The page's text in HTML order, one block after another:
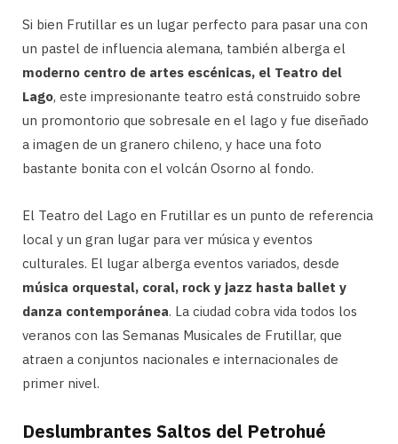
Si bien Frutillar es un lugar perfecto para pasar una con
un pastel de influencia alemana, también alberga el
moderno centro de artes escénicas, el Teatro del
Lago, este impresionante teatro está construido sobre
un promontorio que sobresale en el lago y fue diseñado
a imagen de un granero chileno, y hace una foto
bastante bonita con el volcán Osorno al fondo.
El Teatro del Lago en Frutillar es un punto de referencia
local y un gran lugar para ver música y eventos
culturales. El lugar alberga eventos variados, desde
música orquestal, coral, rock y jazz hasta ballet y
danza contemporánea. La ciudad cobra vida todos los
veranos con las Semanas Musicales de Frutillar, que
atraen a conjuntos nacionales e internacionales de
primer nivel.
Deslumbrantes Saltos del Petrohué